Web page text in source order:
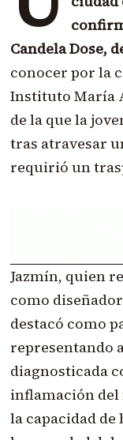
Candela Dose,
conocer por la
Instituto María
de la que la
tras atravesar
requirió un
Jazmín, quien
como
destacó como
representando
diagnosticada
inflamación
la capacidad de